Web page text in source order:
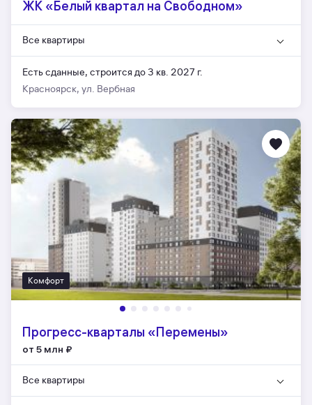
ЖК «Белый квартал на Свободном»
Все квартиры
Есть сданные, строится до 3 кв. 2027 г.
Красноярск, ул. Вербная
Комфорт
Прогресс-кварталы «Перемены»
от 5 млн ₽
Все квартиры